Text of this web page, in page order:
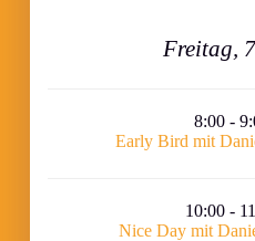
Freitag,
8:00 -
Early Bird mit
10:00 -
Nice Day mit